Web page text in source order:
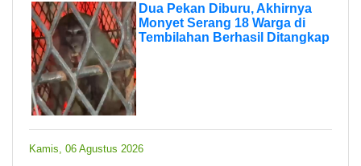
Dua Pekan Diburu, Akhirnya
Monyet Serang 18 Warga di
Tembilahan Berhasil Ditangkap
Kamis, 06 Agustus 2026